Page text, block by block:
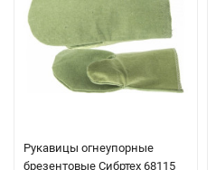
Рукавицы огнеупорные
брезентовые Сибртех 68115